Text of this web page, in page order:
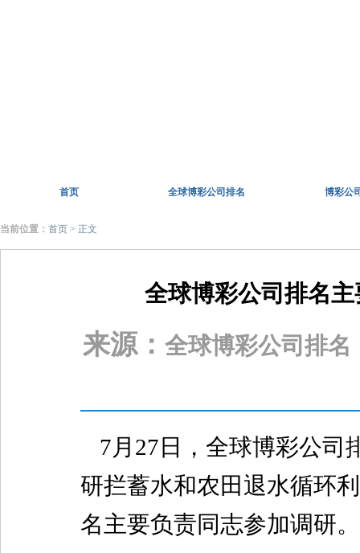
首页 全球博彩公司排名 博彩公
当前位置： 首页 > 正文
全球博彩公司排名
来源： 全球博彩公司排名
7月27日，全球博彩公司
研拦蓄水和农田退水循环
名主要负责同志参加调研。